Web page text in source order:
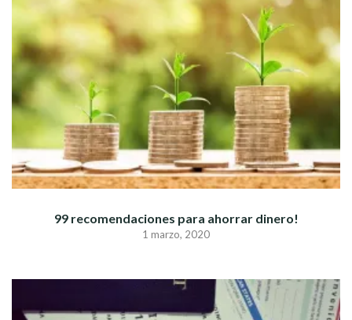
99 recomendaciones para ahorrar dinero!
1 marzo, 2020